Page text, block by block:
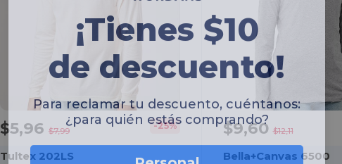
$5,96 $7,99 -25%
Tultex 202LS
$9,60$12,11
Bella+Canvas 6500
¡Tienes $10
de descuento!
Para reclamar tu descuento, cuéntanos:
¿para quién estás comprando?
Personal